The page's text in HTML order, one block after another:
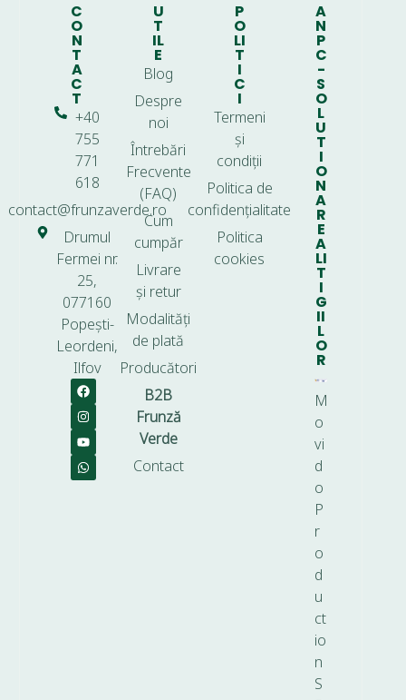
C
O
N
T
A
C
T
+40
755
771
618
contact@frunzaverde.ro
Drumul
Fermei nr.
25,
077160
Popești-
Leordeni,
Ilfov
U
T
IL
E
Blog
Despre
noi
Întrebări
Frecvente
(FAQ)
Cum
cumpăr
Livrare
și retur
Modalități
de plată
Producători
B2B
Frunză
Verde
Contact
P
O
LI
T
I
C
I
Termeni
și
condiții
Politica de
confidențialitate
Politica
cookies
A
N
P
C
-
S
O
L
U
T
I
O
N
A
R
E
A
LI
T
I
G
II
L
O
R
M
o
vi
d
o
P
r
o
d
u
ct
io
n
S